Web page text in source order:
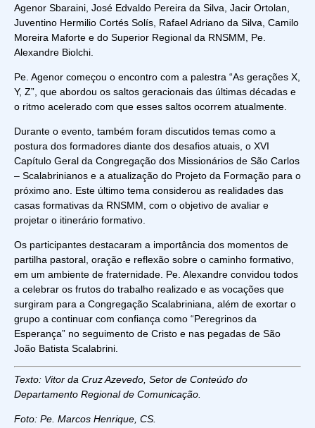
Agenor Sbaraini, José Edvaldo Pereira da Silva, Jacir Ortolan,
Juventino Hermilio Cortés Solís, Rafael Adriano da Silva, Camilo
Moreira Maforte e do Superior Regional da RNSMM, Pe.
Alexandre Biolchi.
Pe. Agenor começou o encontro com a palestra “As gerações X,
Y, Z”, que abordou os saltos geracionais das últimas décadas e
o ritmo acelerado com que esses saltos ocorrem atualmente.
Durante o evento, também foram discutidos temas como a
postura dos formadores diante dos desafios atuais, o XVI
Capítulo Geral da Congregação dos Missionários de São Carlos
– Scalabrinianos e a atualização do Projeto da Formação para o
próximo ano. Este último tema considerou as realidades das
casas formativas da RNSMM, com o objetivo de avaliar e
projetar o itinerário formativo.
Os participantes destacaram a importância dos momentos de
partilha pastoral, oração e reflexão sobre o caminho formativo,
em um ambiente de fraternidade. Pe. Alexandre convidou todos
a celebrar os frutos do trabalho realizado e as vocações que
surgiram para a Congregação Scalabriniana, além de exortar o
grupo a continuar com confiança como “Peregrinos da
Esperança” no seguimento de Cristo e nas pegadas de São
João Batista Scalabrini.
Texto: Vitor da Cruz Azevedo, Setor de Conteúdo do
Departamento Regional de Comunicação.
Foto: Pe. Marcos Henrique, CS.